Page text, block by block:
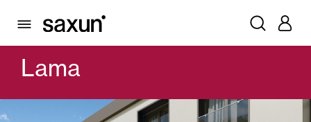
PRODOTTI
PORTONI GARAGE E SERRANDE AVVOLGIBILI
Lama